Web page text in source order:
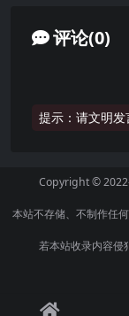
评论(0)
提示：请文明发
Copyright ©
本站不存储、不制作任
若本站收录内容侵